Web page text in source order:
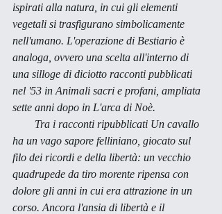
ispirati alla natura, in cui gli elementi
vegetali si trasfigurano simbolicamente
nell'umano. L'operazione di Bestiario è
analoga, ovvero una scelta all'interno di
una silloge di diciotto racconti pubblicati
nel '53 in Animali sacri e profani , ampliata
sette anni dopo in L'arca di Noè.
        Tra i racconti ripubblicati
Un cavallo
ha un vago sapore felliniano, giocato sul
filo dei ricordi e della libertà: un vecchio
quadrupede da tiro morente ripensa con
dolore gli anni in cui era attrazione in un
corso. Ancora l'ansia di libertà e il